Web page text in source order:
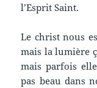
l’Esprit Saint.
Le christ nous
mais la lumière
mais parfois
pas beau dans